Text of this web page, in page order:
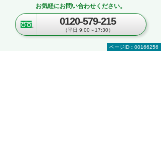
～kintoneの実機を体験！ ＆実際のオフィス
をツアー形式でご案内～
埼玉県・さいたま市
2026年 8月25日(火) 10:00～16:30
ページID：00166256
お気軽にお問い合わせください。
0120-579-215
（平日 9:00～17:30）